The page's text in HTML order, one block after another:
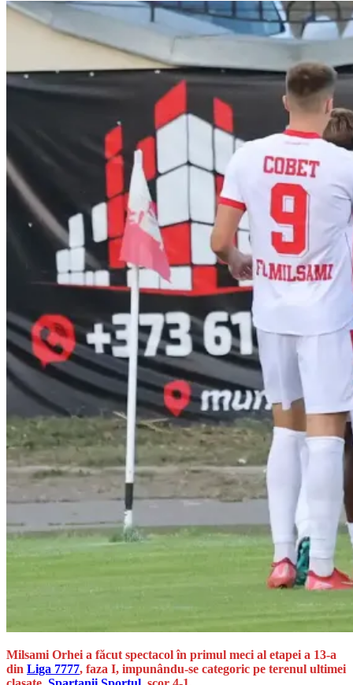
Milsami Orhei a făcut spectacol în primul meci al etapei a 13-a
din Liga 7777, faza I, impunându-se categoric pe terenul ultimei